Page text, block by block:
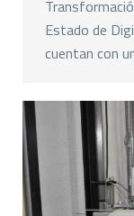
Estado de
cuentan con